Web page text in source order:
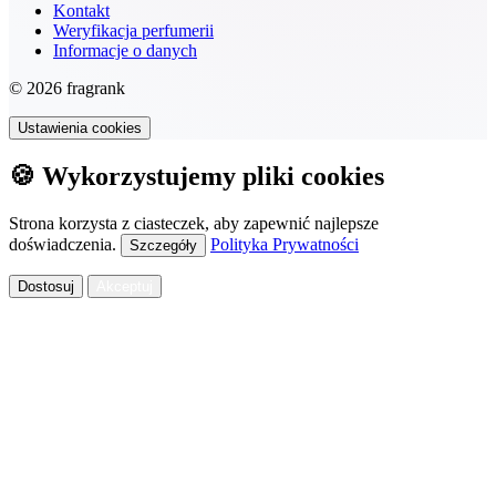
Kontakt
Weryfikacja perfumerii
Informacje o danych
© 2026 fragrank
Ustawienia cookies
🍪 Wykorzystujemy pliki cookies
Strona korzysta z ciasteczek, aby zapewnić najlepsze
doświadczenia.
Szczegóły Polityka Prywatności
Dostosuj